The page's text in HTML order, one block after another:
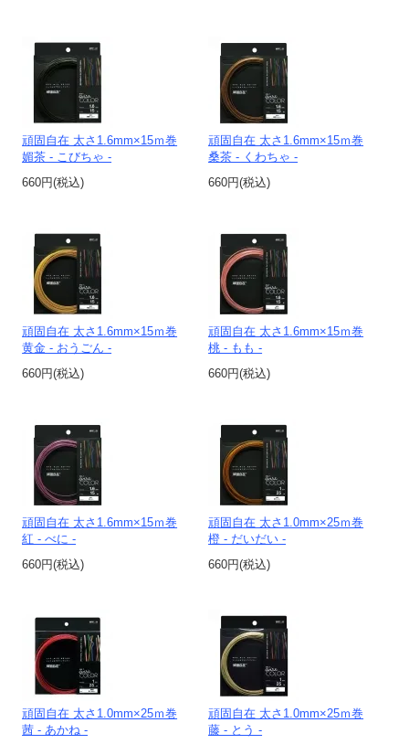
頑固自在 太さ1.6mm×15ｍ巻
媚茶 - こびちゃ -
660円(税込)
頑固自在 太さ1.6mm×15ｍ巻
桑茶 - くわちゃ -
660円(税込)
頑固自在 太さ1.6mm×15ｍ巻
黄金 - おうごん -
660円(税込)
頑固自在 太さ1.6mm×15ｍ巻
桃 - もも -
660円(税込)
頑固自在 太さ1.6mm×15ｍ巻
紅 - べに -
660円(税込)
頑固自在 太さ1.0mm×25ｍ巻
橙 - だいだい -
660円(税込)
頑固自在 太さ1.0mm×25ｍ巻
茜 - あかね -
頑固自在 太さ1.0mm×25ｍ巻
藤 - とう -